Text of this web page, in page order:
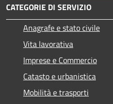
CATEGORIE DI SERVIZIO
Anagrafe e stato civile
Vita lavorativa
Imprese e Commercio
Catasto e urbanistica
Mobilità e trasporti